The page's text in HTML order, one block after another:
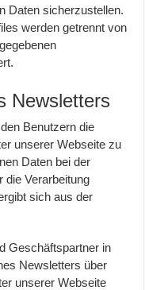
Daten sicherzustellen.
werden getrennt von
Newsletters
Benutzern die
unserer Webseite zu
Daten bei der
die Verarbeitung
sich aus der
Geschäftspartner in
Newsletters über
unserer Webseite